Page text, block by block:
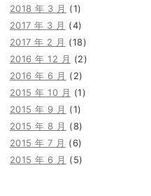
2018 年 3 月 (1)
2017 年 3 月 (4)
2017 年 2 月 (18)
2016 年 12 月 (2)
2016 年 6 月 (2)
2015 年 10 月 (1)
2015 年 9 月 (1)
2015 年 8 月 (8)
2015 年 7 月 (6)
2015 年 6 月 (5)